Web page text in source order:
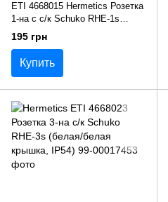
ETI 4668015 Hermetics Розетка
1-на с с/к Schuko RHE-1s
(белая/белая крышка, IP54)
195 грн
Купить